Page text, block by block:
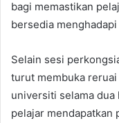
bagi memastikan
bersedia
Selain sesi
turut membuka
universiti selama
pelajar mendapatkan